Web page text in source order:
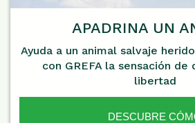
APADRINA UN
Ayuda a un animal salvaje
con GREFA la sensación
libertad
DESCUBRE